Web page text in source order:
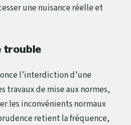
une nuisance réelle et
trouble
l’interdiction d’une
travaux de mise aux normes,
les inconvénients normaux
retient la fréquence,